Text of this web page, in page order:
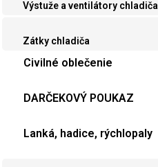
Výstuže a ventilátory chladiča
Zátky chladiča
Civilné oblečenie
DARČEKOVÝ POUKAZ
Lanká, hadice, rýchlopaly